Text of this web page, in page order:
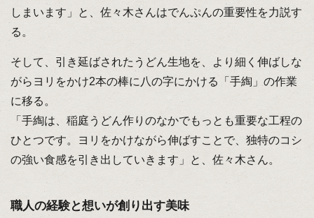
しまいます」と、佐々木さんはでんぷんの重要性を力説す
る。
そして、引き延ばされたうどん生地を、より細く伸ばしな
がらヨリをかけ2本の棒に八の字にかける「手綯」の作業
に移る。
「手綯は、稲庭うどん作りのなかでもっとも重要な工程の
ひとつです。ヨリをかけながら伸ばすことで、独特のコシ
の強い食感を引き出していきます」と、佐々木さん。
職人の経験と想いが創り出す美味